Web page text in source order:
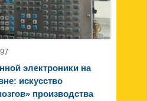
электроники на
искусство
производства